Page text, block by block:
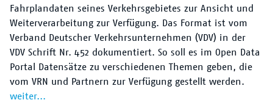
Fahrplandaten seines Verkehrsgebietes zur Ansicht und
Weiterverarbeitung zur Verfügung. Das Format ist vom
Verband Deutscher Verkehrsunternehmen (VDV) in der
VDV Schrift Nr. 452 dokumentiert. So soll es im Open Data
Portal Datensätze zu verschiedenen Themen geben, die
vom VRN und Partnern zur Verfügung gestellt werden.
weiter...